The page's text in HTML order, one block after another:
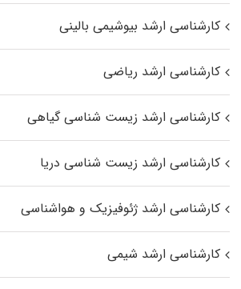
کارشناسی ارشد بیوشیمی بالینی
کارشناسی ارشد ریاضی
کارشناسی ارشد زیست‌ شناسی گیاهی
کارشناسی ارشد زیست‌ شناسی دریا
کارشناسی ارشد ژئوفیزیک و هواشناسی
کارشناسی ارشد شیمی